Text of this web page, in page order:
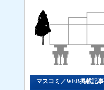
マスコミ／WEB掲載記事